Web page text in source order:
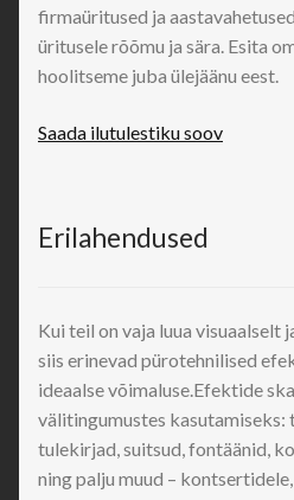
firmaüritused ja
üritusele rõõmu ja sära. Esita
hoolitseme juba ülejäänu eest.
Saada ilutulestiku soov
Erilahendused
Kui teil on vaja luua visuaalselt
siis erinevad pürotehnilised
ideaalse võimaluse.Efektide
välitingumustes kasutamiseks:
tulekirjad, suitsud, fontäänid,
ning palju muud –